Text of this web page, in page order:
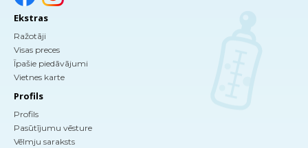
Ekstras
Ražotāji
Visas preces
Īpašie piedāvājumi
Vietnes karte
Profils
Profils
Pasūtījumu vēsture
Vēlmju saraksts